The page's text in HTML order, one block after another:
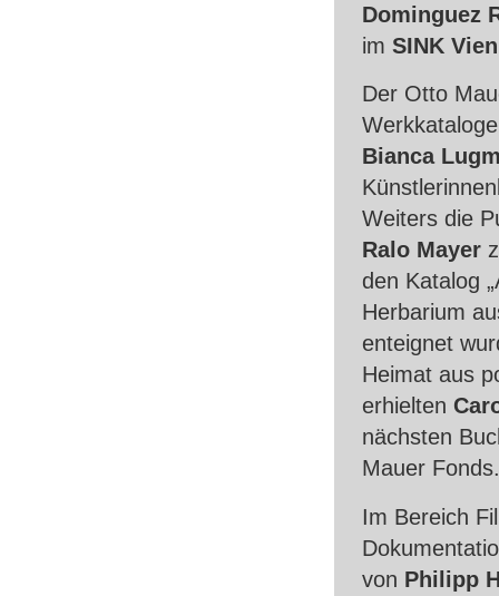
Dominguez
im SINK
Der Otto
Bianca
Weiters die
Ralo Mayer
den Katalog
Herbarium
enteignet
Heimat aus
erhielten
nächsten
Mauer Fonds.
Im Bereich
von Philipp